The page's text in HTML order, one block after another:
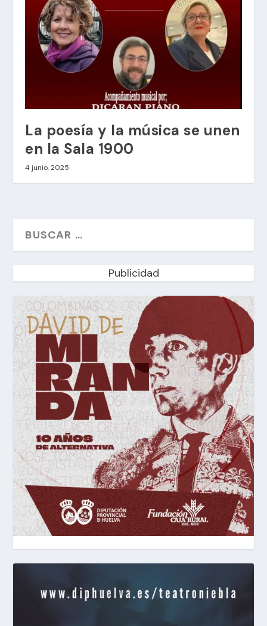
La poesía y la música se unen
en la Sala 1900
4 junio, 2025
Publicidad